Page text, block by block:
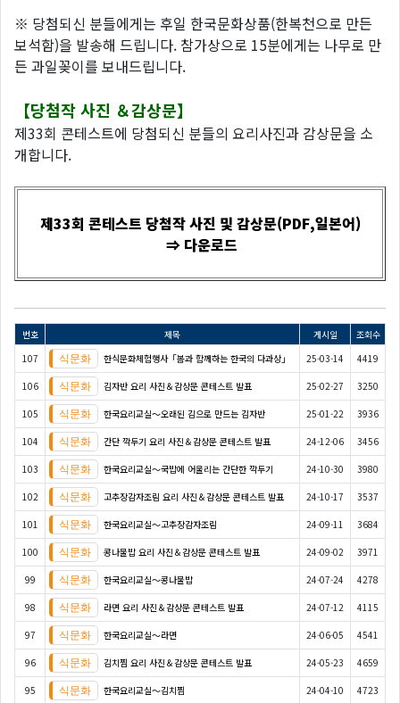
※ 당첨되신 분들에게는 후일 한국문화상품(한복천으로 만든
보석함)을 발송해 드립니다. 참가상으로 15분에게는 나무로 만
든 과일꽂이를 보내드립니다.
【당첨작 사진 ＆감상문】
제33회 콘테스트에 당첨되신 분들의 요리사진과 감상문을 소
개합니다.
제33회 콘테스트 당첨작 사진 및 감상문(PDF,일본어)
⇒ 다운로드
번호 제목 게시일
조회수
107
한식문화체험행사「봄과 함께하는 한국의 다과상」 25-03-14 4419
106 김자반 요리 사진＆감상문 콘테스트 발표 25-02-27 3250
105 한국요리교실〜오래된 김으로 만드는 김자반 25-01-22 3936
104 간단 깍두기 요리 사진＆감상문 콘테스트 발표 24-12-06 3456
103 한국요리교실〜국밥에 어울리는 간단한 깍두기 24-10-30 3980
102 고추장감자조림 요리 사진＆감상문 콘테스트 발표 24-10-17 3537
101 한국요리교실〜고추장감자조림 24-09-11 3684
100 콩나물밥 요리 사진＆감상문 콘테스트 발표 24-09-02 3971
99 한국요리교실〜콩나물밥 24-07-24 4278
98 라면 요리 사진＆감상문 콘테스트 발표 24-07-12 4115
97 한국요리교실〜라면 24-06-05 4541
96 김치찜 요리 사진＆감상문 콘테스트 발표 24-05-23 4659
95 한국요리교실〜김치찜 24-04-10 4723